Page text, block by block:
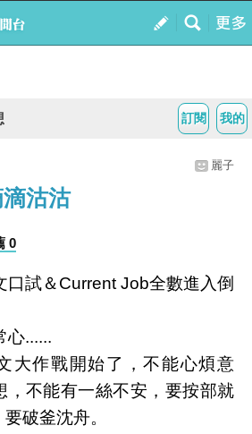
我的
訂閱
麗子
沽沽
0
試＆Current Job全數進入倒
常心......
大作戰開始了，不能心煩意
，不能有一絲不安，要按部就
破釜沈舟。